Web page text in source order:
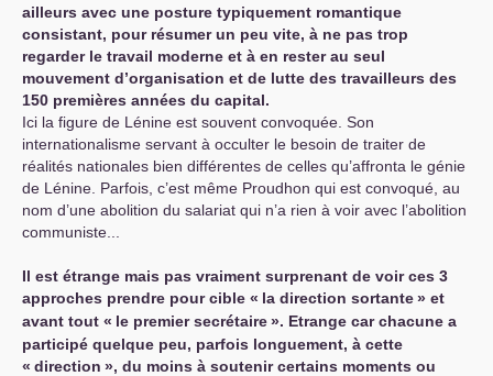
ailleurs avec une posture typiquement romantique
consistant, pour résumer un peu vite, à ne pas trop
regarder le travail moderne et à en rester au seul
mouvement d’organisation et de lutte des travailleurs des
150 premières années du capital.
Ici la figure de Lénine est souvent convoquée. Son
internationalisme servant à occulter le besoin de traiter de
réalités nationales bien différentes de celles qu’affronta le génie
de Lénine. Parfois, c’est même Proudhon qui est convoqué, au
nom d’une abolition du salariat qui n’a rien à voir avec l’abolition
communiste...
Il est étrange mais pas vraiment surprenant de voir ces 3
approches prendre pour cible « la direction sortante» et
avant tout « le premier secrétaire». Etrange car chacune a
participé quelque peu, parfois longuement, à cette
« direction », du moins à soutenir certains moments ou